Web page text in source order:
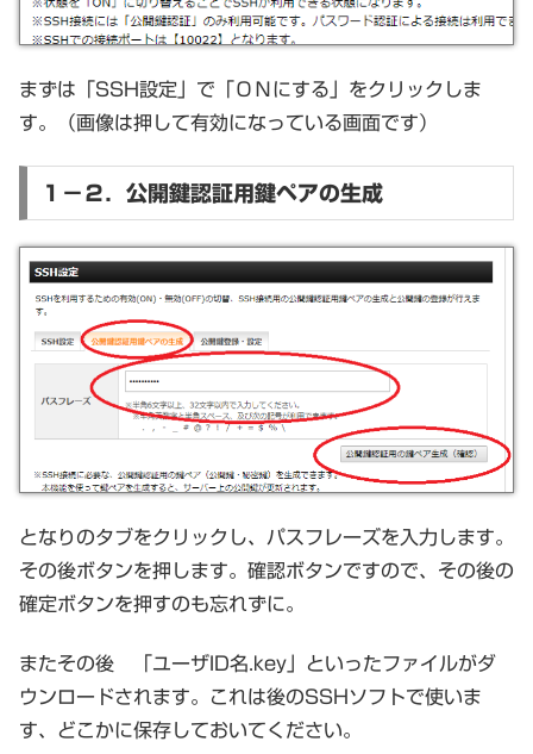
まずは「SSH設定」で「ＯＮにする」をクリックしま
す。（画像は押して有効になっている画面です）
１－２．公開鍵認証用鍵ペアの生成
となりのタブをクリックし、パスフレーズを入力します。
その後ボタンを押します。確認ボタンですので、その後の
確定ボタンを押すのも忘れずに。
またその後 「ユーザID名.key」といったファイルがダ
ウンロードされます。これは後のSSHソフトで使いま
す、どこかに保存しておいてください。